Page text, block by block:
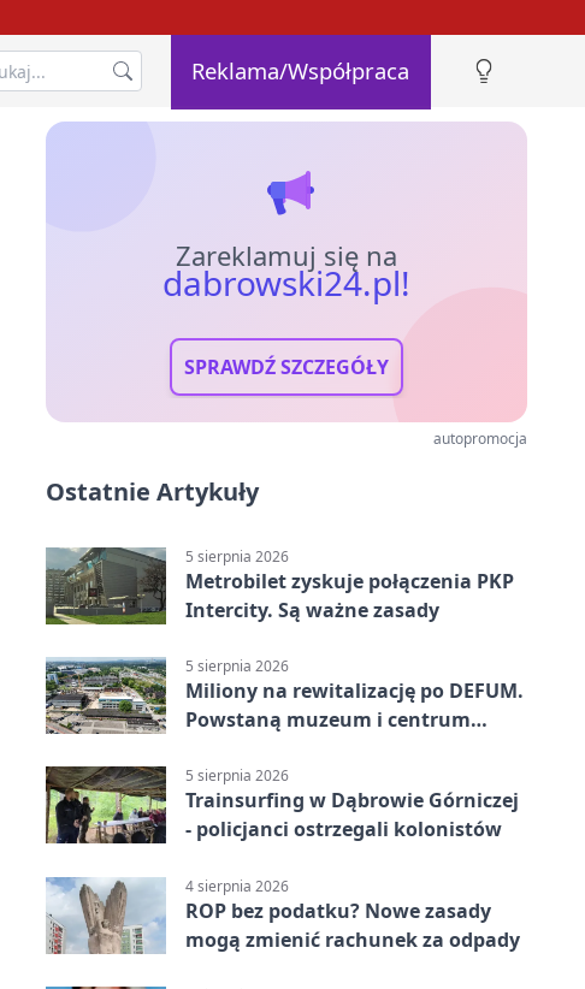
Reklama/Współpraca
Zareklamuj się na
dabrowski24.pl!
SPRAWDŹ SZCZEGÓŁY
autopromocja
Ostatnie Artykuły
5 sierpnia 2026
Metrobilet zyskuje połączenia PKP
Intercity. Są ważne zasady
5 sierpnia 2026
Miliony na rewitalizację po DEFUM.
Powstaną muzeum i centrum
5 sierpnia 2026
Trainsurfing w Dąbrowie Górniczej
- policjanci ostrzegali kolonistów
4 sierpnia 2026
ROP bez podatku? Nowe zasady
mogą zmienić rachunek za odpady